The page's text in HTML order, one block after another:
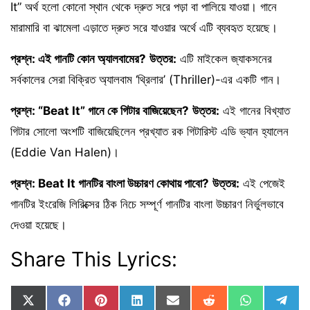
It” অর্থ হলো কোনো স্থান থেকে দ্রুত সরে পড়া বা পালিয়ে যাওয়া। গানে
মারামারি বা ঝামেলা এড়াতে দ্রুত সরে যাওয়ার অর্থে এটি ব্যবহৃত হয়েছে।
প্রশ্ন: এই গানটি কোন অ্যালবামের? উত্তর: এটি মাইকেল জ্যাকসনের
সর্বকালের সেরা বিক্রিত অ্যালবাম ‘থ্রিলার’ (Thriller)-এর একটি গান।
প্রশ্ন: “Beat It” গানে কে গিটার বাজিয়েছেন? উত্তর: এই গানের বিখ্যাত
গিটার সোলো অংশটি বাজিয়েছিলেন প্রখ্যাত রক গিটারিস্ট এডি ভ্যান হ্যালেন
(Eddie Van Halen)।
প্রশ্ন: Beat It গানটির বাংলা উচ্চারণ কোথায় পাবো? উত্তর: এই পেজেই
গানটির ইংরেজি লিরিক্সের ঠিক নিচে সম্পূর্ণ গানটির বাংলা উচ্চারণ নির্ভুলভাবে
দেওয়া হয়েছে।
Share This Lyrics:
Share
X
Share
F
Share
P
Share
L
Share
E
Share
R
Share
W